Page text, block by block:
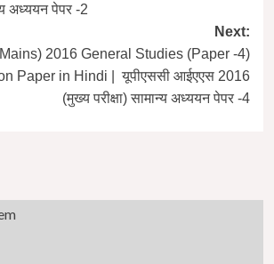
अध्ययन पेपर -2
Next:
2016 General Studies (Paper -4)
Paper in Hindi | यूपीएससी आईएएस 2016
(मुख्य परीक्षा) सामान्य अध्ययन पेपर -4